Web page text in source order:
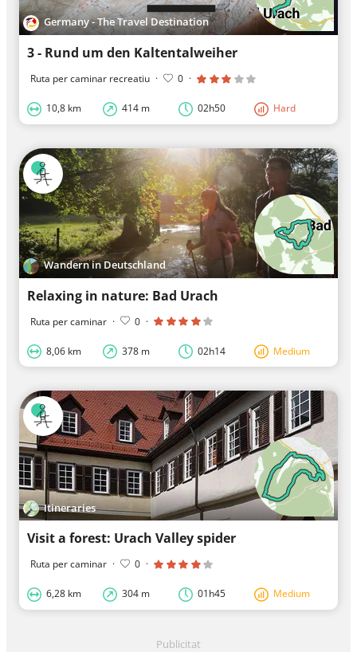
Germany - The Travel Destination
3 - Rund um den Kaltentalweiher
Ruta per caminar recreatiu · 0 ·
10,8 km 414 m 02h50 Hard
Wandern in Deutschland
Relaxing in nature: Bad Urach
Ruta per caminar · 0 ·
8,06 km 378 m 02h14 Medium
Itineraries
Visit a forest: Urach Valley spider
Ruta per caminar · 0 ·
6,28 km 304 m 01h45 Medium
Publicitat